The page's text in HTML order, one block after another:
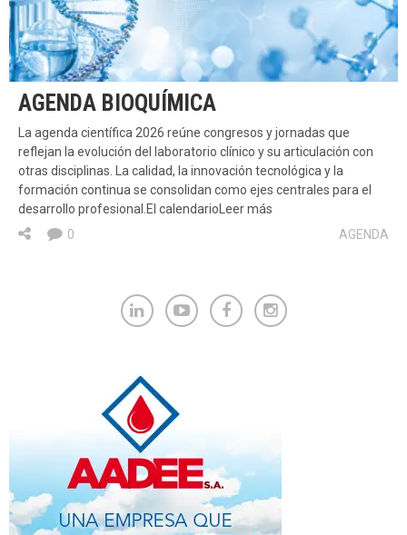
AGENDA BIOQUÍMICA
La agenda científica 2026 reúne congresos y jornadas que
reflejan la evolución del laboratorio clínico y su articulación con
otras disciplinas. La calidad, la innovación tecnológica y la
formación continua se consolidan como ejes centrales para el
desarrollo profesional.El calendarioLeer más
AGENDA
0